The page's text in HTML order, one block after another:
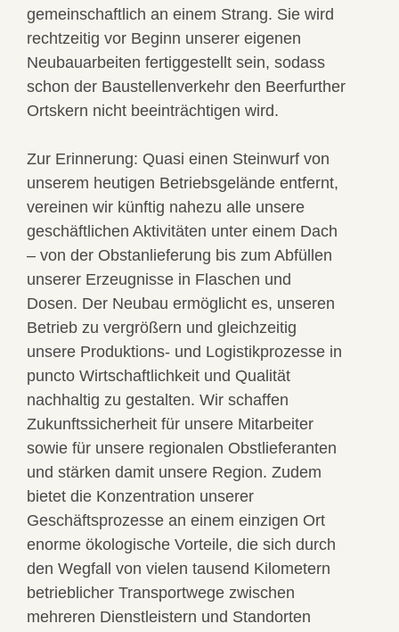
gemeinschaftlich an einem Strang. Sie wird
rechtzeitig vor Beginn unserer eigenen
Neubauarbeiten fertiggestellt sein, sodass
schon der Baustellenverkehr den Beerfurther
Ortskern nicht beeinträchtigen wird.
Zur Erinnerung: Quasi einen Steinwurf von
unserem heutigen Betriebsgelände entfernt,
vereinen wir künftig nahezu alle unsere
geschäftlichen Aktivitäten unter einem Dach
– von der Obstanlieferung bis zum Abfüllen
unserer Erzeugnisse in Flaschen und
Dosen. Der Neubau ermöglicht es, unseren
Betrieb zu vergrößern und gleichzeitig
unsere Produktions- und Logistikprozesse in
puncto Wirtschaftlichkeit und Qualität
nachhaltig zu gestalten. Wir schaffen
Zukunftssicherheit für unsere Mitarbeiter
sowie für unsere regionalen Obstlieferanten
und stärken damit unsere Region. Zudem
bietet die Konzentration unserer
Geschäftsprozesse an einem einzigen Ort
enorme ökologische Vorteile, die sich durch
den Wegfall von vielen tausend Kilometern
betrieblicher Transportwege zwischen
mehreren Dienstleistern und Standorten